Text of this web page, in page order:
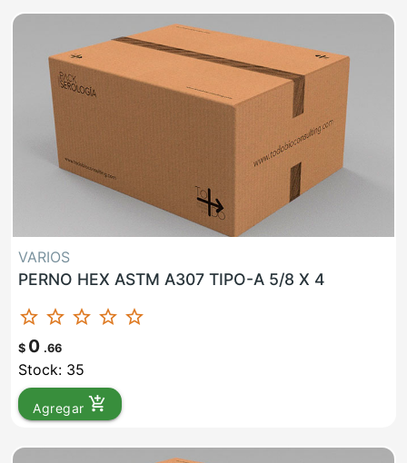
VARIOS
PERNO HEX ASTM A307 TIPO-A 5/8 X 4
star_border star_border star_border star_border star_border
$ 0 .66
Stock: 35
Agregar add_shopping_cart